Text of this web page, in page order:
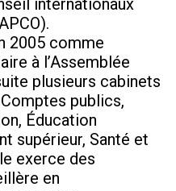
internationaux
2005 comme
à l’Assemblée
plusieurs cabinets
publics,
Éducation
supérieur, Santé et
exerce des
en